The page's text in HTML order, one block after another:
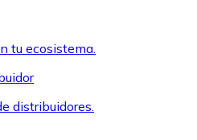
tu ecosistema.
distribuidores.